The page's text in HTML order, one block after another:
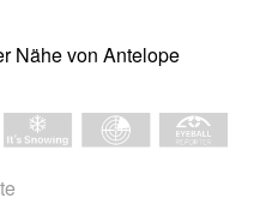
Nähe von Antelope